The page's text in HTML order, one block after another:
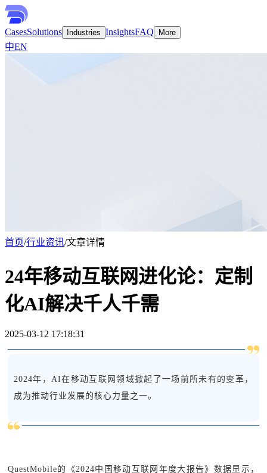
CasesSolutions Industries InsightsFAQ More
中EN
首页/行业资讯/文章详情
24年移动互联网进化论：定制
化AI解决千人千需
2025-03-12 17:18:31
2024年，AI在移动互联网领域掀起了一场前所未有的变革，
成为推动行业发展的核心力量之一。
QuestMobile的《2024中国移动互联网年度大报告》数据显示，